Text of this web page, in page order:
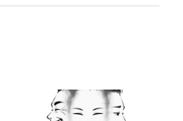
คำสแลง “อยู่เป็น”
/ 死马当做活马医